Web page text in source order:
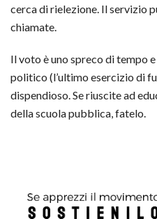
cerca di rielezione. Il servizio
chiamate.
Il voto è uno spreco di tempo
politico (l’ultimo esercizio di
dispendioso. Se riuscite ad
della scuola pubblica, fatelo.